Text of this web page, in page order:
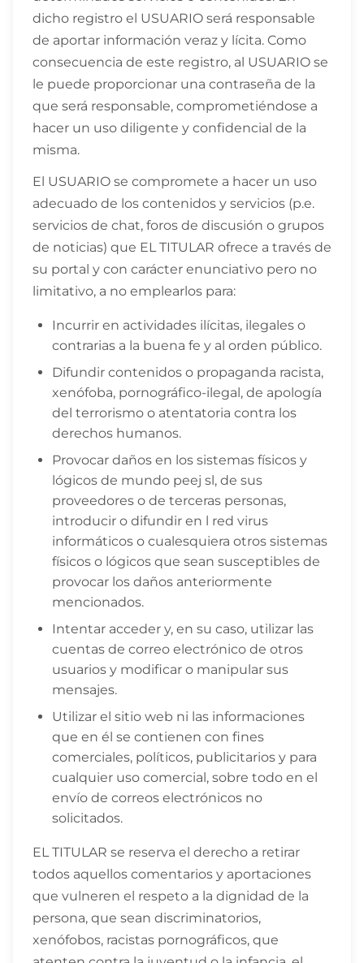
dicho registro el USUARIO será responsable
de aportar información veraz y lícita. Como
consecuencia de este registro, al USUARIO se
le puede proporcionar una contraseña de la
que será responsable, comprometiéndose a
hacer un uso diligente y confidencial de la
misma.
El USUARIO se compromete a hacer un uso
adecuado de los contenidos y servicios (p.e.
servicios de chat, foros de discusión o grupos
de noticias) que EL TITULAR ofrece a través de
su portal y con carácter enunciativo pero no
limitativo, a no emplearlos para:
Incurrir en actividades ilícitas, ilegales o
contrarias a la buena fe y al orden público.
Difundir contenidos o propaganda racista,
xenófoba, pornográfico-ilegal, de apología
del terrorismo o atentatoria contra los
derechos humanos.
Provocar daños en los sistemas físicos y
lógicos de mundo peej sl, de sus
proveedores o de terceras personas,
introducir o difundir en l red virus
informáticos o cualesquiera otros sistemas
físicos o lógicos que sean susceptibles de
provocar los daños anteriormente
mencionados.
Intentar acceder y, en su caso, utilizar las
cuentas de correo electrónico de otros
usuarios y modificar o manipular sus
mensajes.
Utilizar el sitio web ni las informaciones
que en él se contienen con fines
comerciales, políticos, publicitarios y para
cualquier uso comercial, sobre todo en el
envío de correos electrónicos no
solicitados.
EL TITULAR se reserva el derecho a retirar
todos aquellos comentarios y aportaciones
que vulneren el respeto a la dignidad de la
persona, que sean discriminatorios,
xenófobos, racistas pornográficos, que